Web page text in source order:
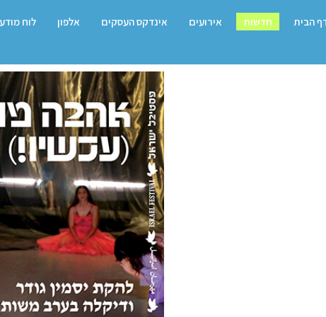
הבית חדשות אירועים אינדקס העסקים אלפון לוח